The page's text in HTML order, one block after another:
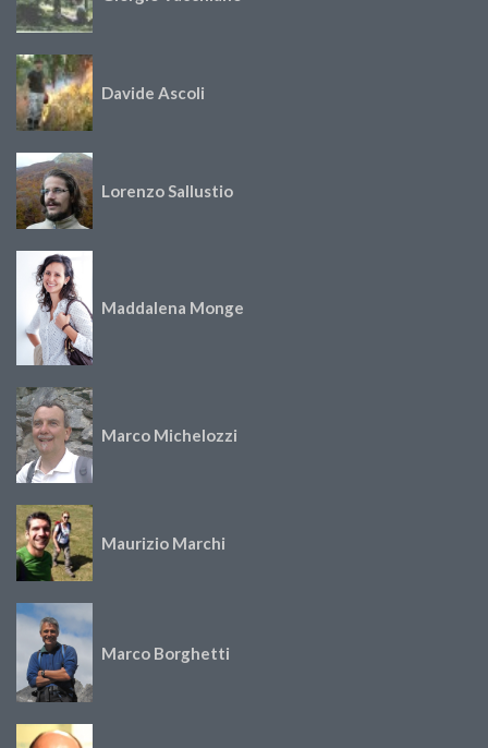
Davide Ascoli
Lorenzo Sallustio
Maddalena Monge
Marco Michelozzi
Maurizio Marchi
Marco Borghetti